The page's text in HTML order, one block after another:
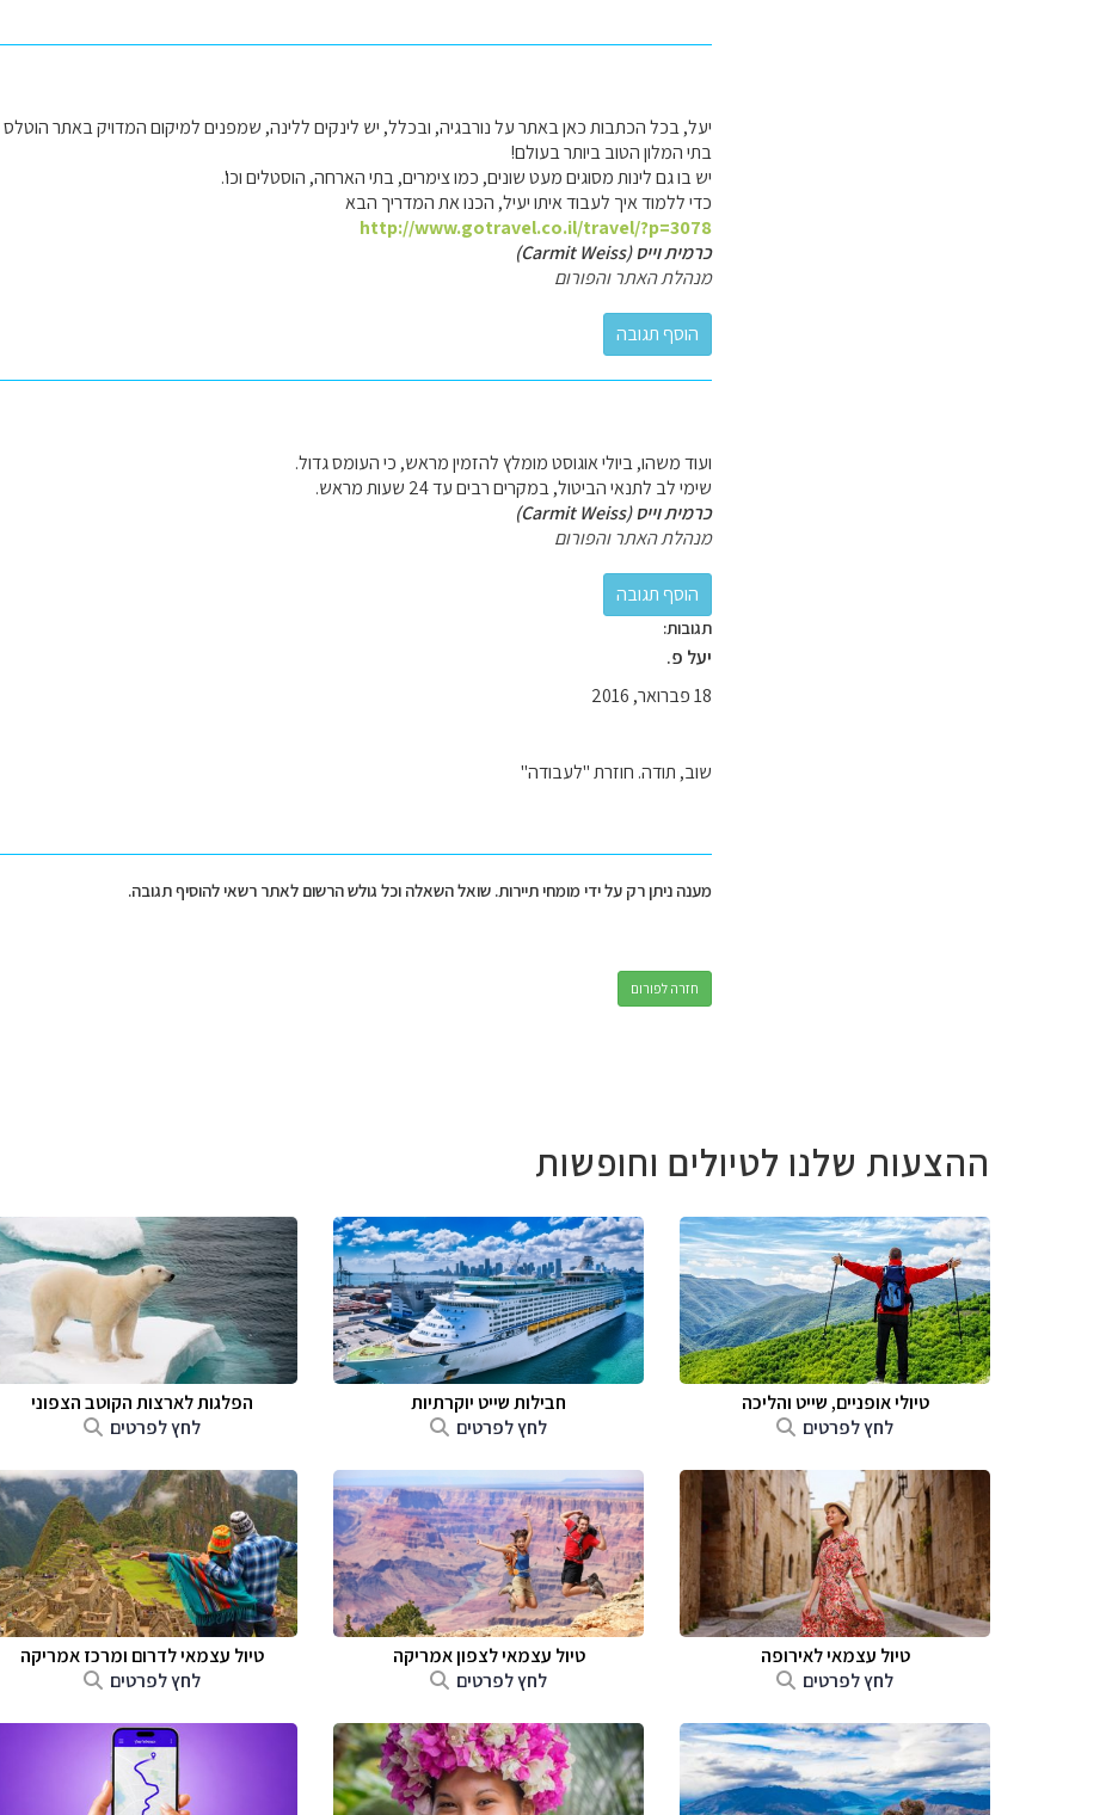
יעל, בכל הכתבות כאן באתר על נורבגיה, ובכלל, יש לינקים ללינה, שמפנים למיקום המדויק באתר
בתי המלון הטוב ביותר בעולם!
יש בו גם לינות מסוגים מעט שונים, כמו צימרים, בתי הארחה, הוסטלים וכו'.
כדי ללמוד איך לעבוד איתו יעיל, הכנו את המדריך הבא
http://www.gotravel.co.il/travel/?p=3078
כרמית וייס (Carmit Weiss)
מנהלת האתר והפורום
ועוד משהו, ביולי אוגוסט מומלץ להזמין מראש, כי העומס גדול.
שימי לב לתנאי הביטול, במקרים רבים עד 24 שעות מראש.
כרמית וייס (Carmit Weiss)
מנהלת האתר והפורום
תגובות:
יעל פ.
18 פברואר, 2016
שוב, תודה. חוזרת "לעבודה"
מענה ניתן רק על ידי מומחי תיירות. שואל השאלה וכל גולש הרשום לאתר רשאי להוסיף תגובה.
חזרה לפורום
ההצעות שלנו לטיולים וחופשות
טיולי אופניים, שייט והליכה
לחץ לפרטים
חבילות שייט יוקרתיות
לחץ לפרטים
הפלגות לארצות הקוטב הצפוני
לחץ לפרטים
טיול עצמאי לאירופה
לחץ לפרטים
טיול עצמאי לצפון אמריקה
לחץ לפרטים
טיול עצמאי לדרום ומרכז אמריקה
לחץ לפרטים